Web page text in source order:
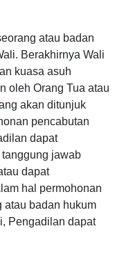
atau badan
Berakhirnya Wali
kuasa asuh
oleh Orang Tua atau
akan ditunjuk
pencabutan
dapat
jawab
dapat
hal permohonan
atau badan hukum
Pengadilan dapat